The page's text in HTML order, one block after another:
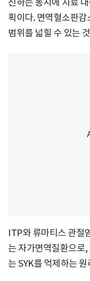
획이다. 면역혈소판
범위를 넓힐 수 있는
ITP와 류마티스 관절
는 자가면역질환으로
는 SYK를 억제하는